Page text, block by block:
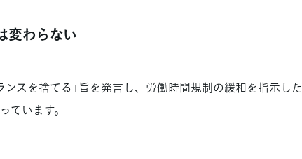
変わらない
スを捨てる」旨を発言し、労働時間規制の緩和を指示した
ています。